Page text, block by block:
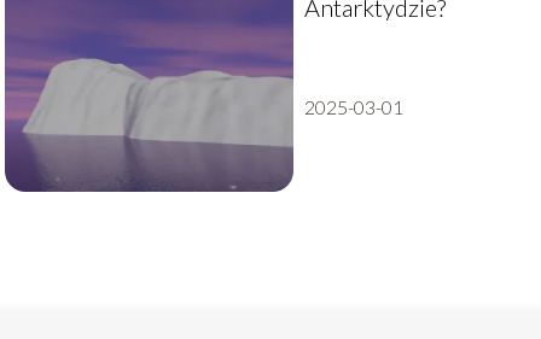
Antarktydzie?
2025-03-01